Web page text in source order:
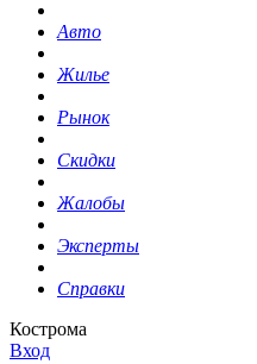
Авто
Жилье
Рынок
Скидки
Жалобы
Эксперты
Справки
Кострома
Вход